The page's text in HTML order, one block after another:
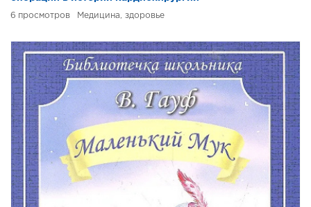
6 Медицина, здоровье